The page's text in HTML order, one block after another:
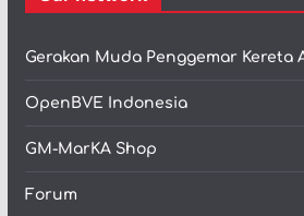
Gerakan Muda Penggemar Kereta
OpenBVE Indonesia
GM-MarKA Shop
Forum